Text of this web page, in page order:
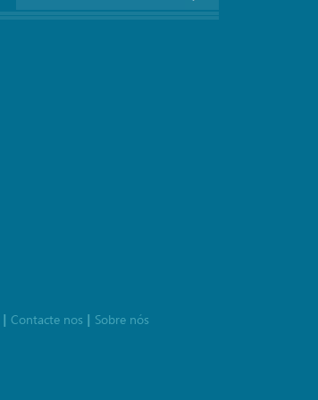
Contacte nos Sobre nós